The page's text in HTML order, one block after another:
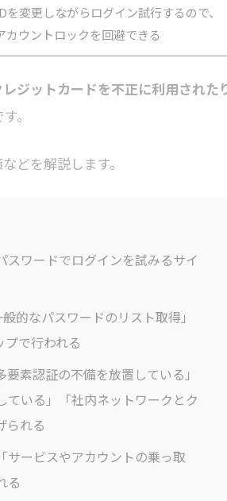
を変更しながらログイン試行するので、
カウントロックを回避できる
ジットカードを不正に利用された
。
どを解説します。
ワードでログインを試みるサイ
的なパスワードのリスト取得」
プで行われる
素認証の不備を放置している」
ている」「社内ネットワークとク
られる
サービスやアカウントの乗っ取
る